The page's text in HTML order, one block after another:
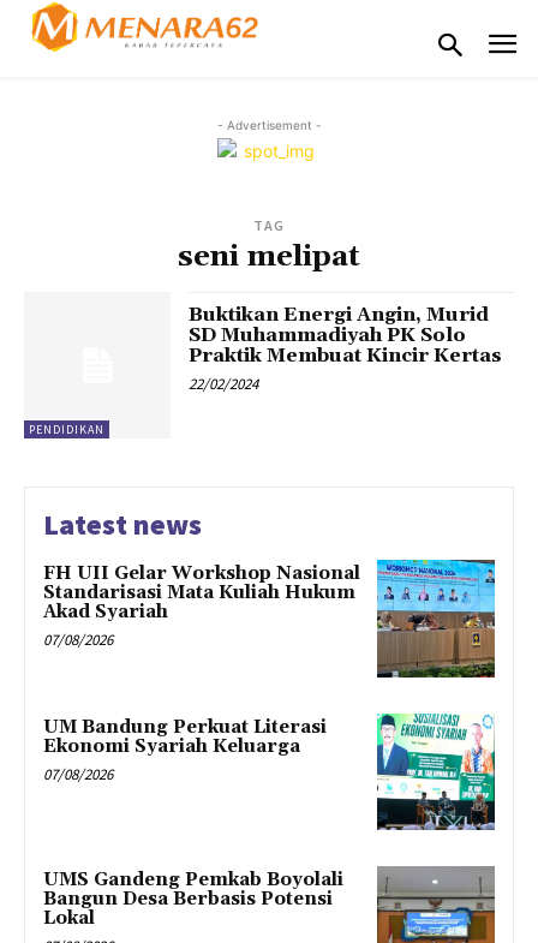
- Advertisement -
TAG
seni melipat
PENDIDIKAN
Buktikan Energi Angin, Murid
SD Muhammadiyah PK Solo
Praktik Membuat Kincir Kertas
22/02/2024
Latest news
FH UII Gelar Workshop Nasional
Standarisasi Mata Kuliah Hukum
Akad Syariah
07/08/2026
UM Bandung Perkuat Literasi
Ekonomi Syariah Keluarga
07/08/2026
UMS Gandeng Pemkab Boyolali
Bangun Desa Berbasis Potensi
Lokal